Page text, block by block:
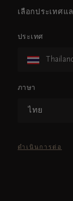
เลือกประเทศแ
ประเทศ
ภาษา
ไทย
ดำเนินการต่อ